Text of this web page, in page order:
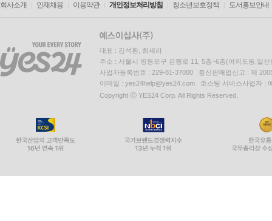
회사소개 인재채용 이용약관 개인정보처리방침 청소년보호정책 도서홍보안내
대표 : 김석환, 최세라
주소 : 서울시 영등포구 은행로 11, 5층~6층(여의도동,일신
사업자등록번호 : 229-81-37000 통신판매업신고 : 제
이메일 : yes24help@yes24.com 호스팅 서비스사업자 :
Copyright ⓒ YES24 Corp. All Rights Reserved.